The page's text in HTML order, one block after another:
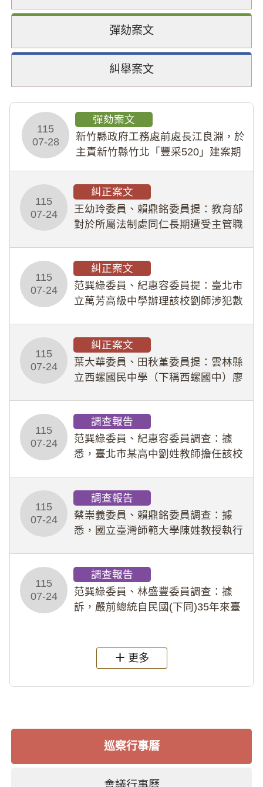
彈劾案文
糾舉案文
115
07-28
彈劾案文
新竹縣政府工務處前處長江良淵，於
主責新竹縣竹北「豐采520」建案期
幣1,483萬餘元，並長期收受建商餽
贈；復罔顧公共安全，圖利默許建商
於停工期間
115
07-24
糾正案文
王幼玲委員、賴鼎銘委員提：教育部
對於所屬法制處同仁長期遭受主管職
人員保障法」及「職業安全衛生法」
所定維護公務人員
115
07-24
糾正案文
范巽綠委員、紀惠容委員提：臺北市
立萬芳高級中學辦理該校劉師涉犯數
業把關與糾錯功能，不僅首份調查報
告漏未審酌師生不
115
07-24
糾正案文
葉大華委員、田秋堇委員提：雲林縣
立西螺國民中學（下稱西螺國中）廖
教羽球隊學生等行為，歷經該校校園
事件處理會議（下
115
07-24
調查報告
范巽綠委員、紀惠容委員調查：據
悉，臺北市某高中劉姓教師擔任該校
行拍攝特定樣態性影像並以手機傳送
劉師。該生因畏懼成
115
07-24
調查報告
蔡崇義委員、賴鼎銘委員調查：據
悉，國立臺灣師範大學陳姓教授執行
術倫理等情案調查報告。(115教調
31)
115
07-24
調查報告
范巽綠委員、林盛豐委員調查：據
訴，嚴前總統自民國(下同)35年來臺
過世後，總統府於89年間函請其家屬
繼續留住
更多
巡察行事曆